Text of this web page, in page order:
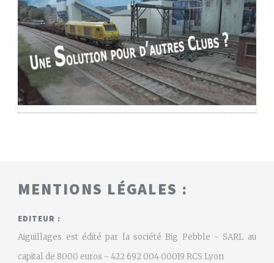
MENTIONS LÉGALES :
EDITEUR :
Aiguillages est édité par la société Big Pebble - SARL au
capital de 8000 euros - 422 692 004 00019 RCS Lyon